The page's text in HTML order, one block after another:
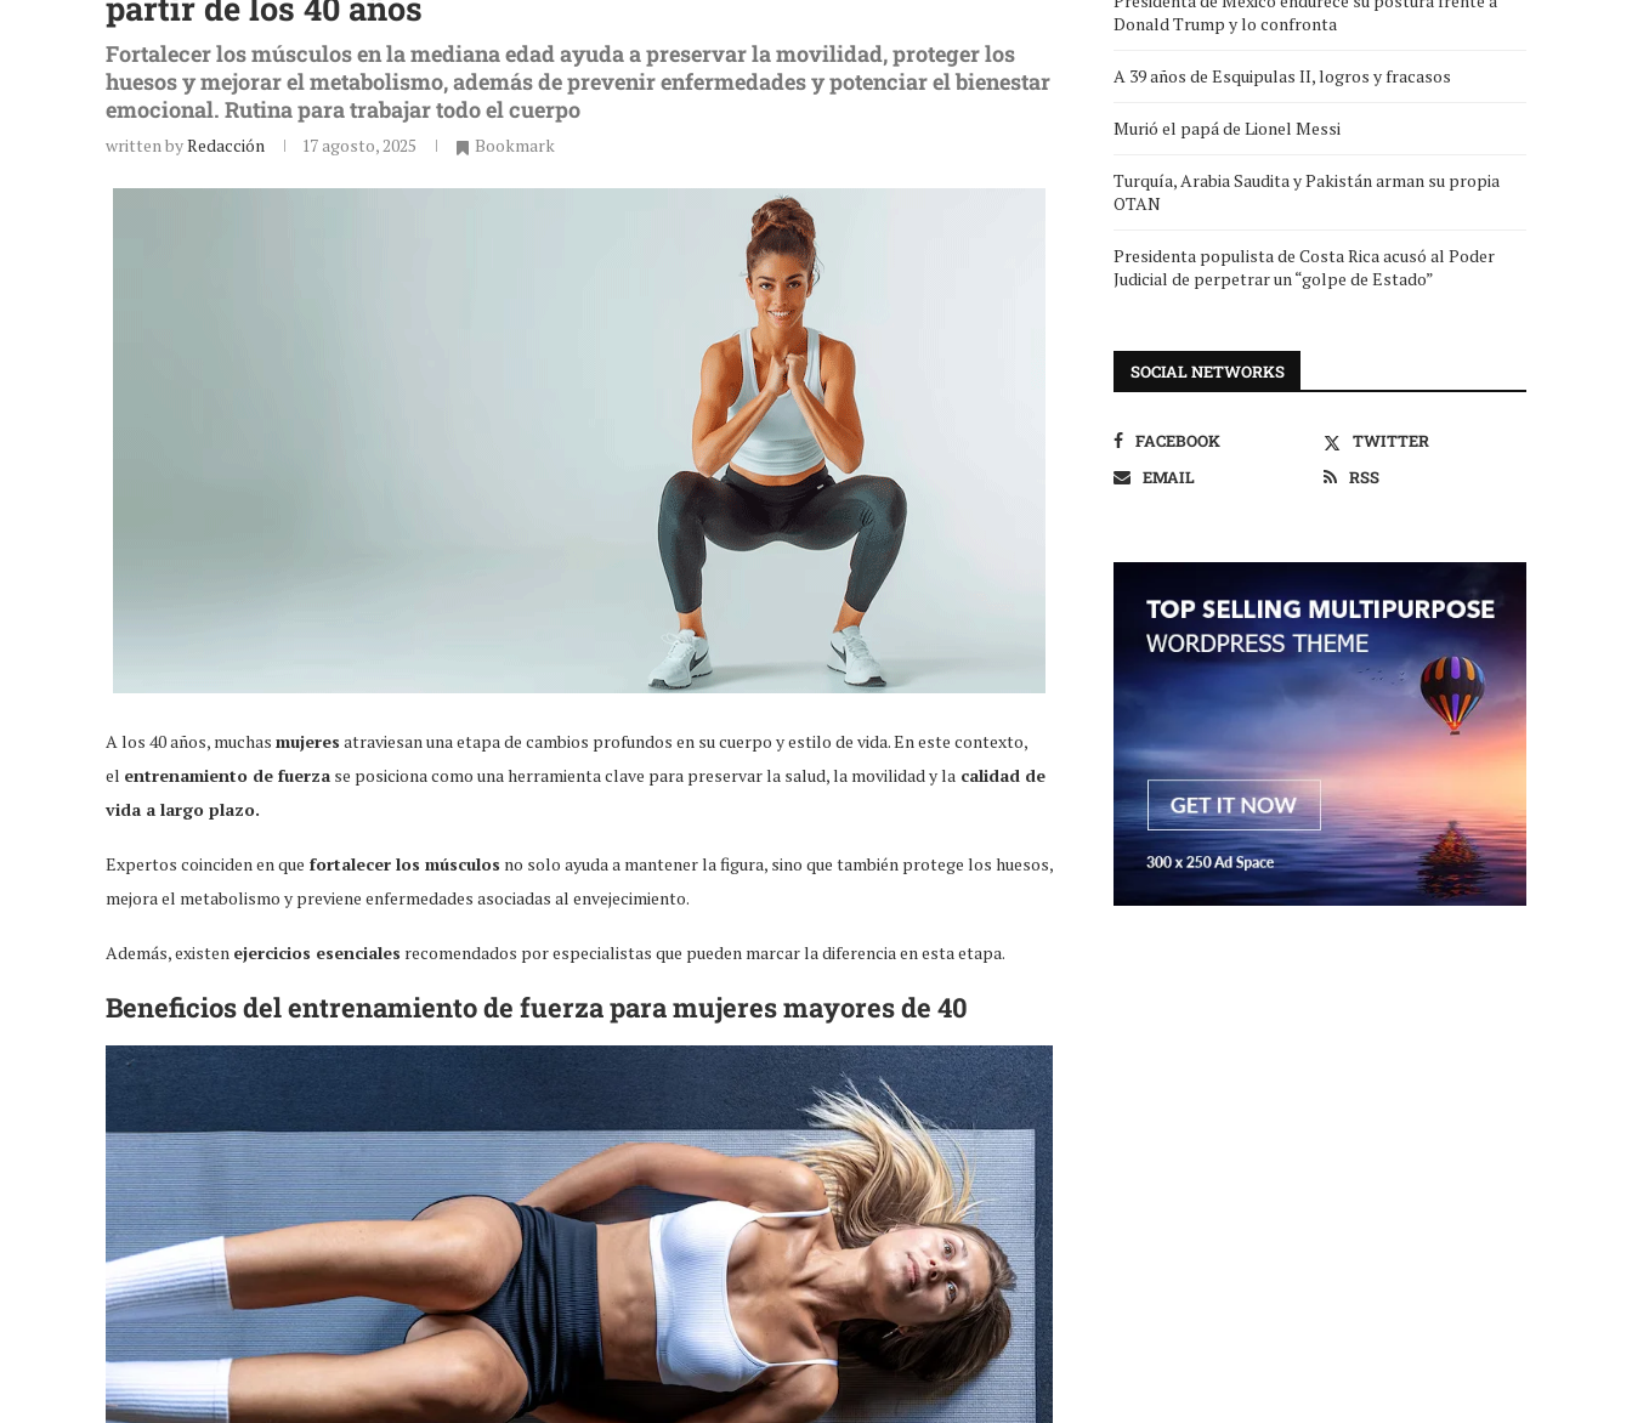
Fortalecer los músculos en la mediana edad ayuda a preservar la movilidad, proteger los
huesos y mejorar el metabolismo, además de prevenir enfermedades y potenciar el bienestar
emocional. Rutina para trabajar todo el cuerpo
written byRedacción 17 agosto, 2025 Bookmark
A los 40 años, muchas mujeres atraviesan una etapa de cambios profundos en su cuerpo y estilo de vida. En este contexto,
el entrenamiento de fuerza se posiciona como una herramienta clave para preservar la salud, la movilidad y la calidad de
vida a largo plazo.
Expertos coinciden en que fortalecer los músculos no solo ayuda a mantener la figura, sino que también protege los huesos,
mejora el metabolismo y previene enfermedades asociadas al envejecimiento.
Además, existen ejercicios esenciales recomendados por especialistas que pueden marcar la diferencia en esta etapa.
Beneficios del entrenamiento de fuerza para mujeres mayores de 40
Donald Trump y lo confronta
A 39 años de Esquipulas II, logros y fracasos
Murió el papá de Lionel Messi
Turquía, Arabia Saudita y Pakistán arman su propia
OTAN
Presidenta populista de Costa Rica acusó al Poder
Judicial de perpetrar un “golpe de Estado”
SOCIAL NETWORKS
FACEBOOK
TWITTER
EMAIL
RSS